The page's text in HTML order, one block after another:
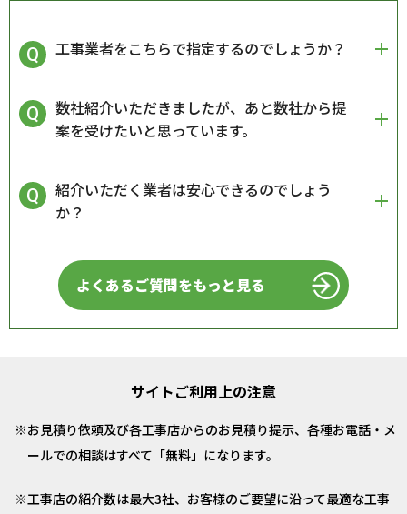
工事業者をこちらで指定するのでしょうか？
数社紹介いただきましたが、あと数社から提
案を受けたいと思っています。
紹介いただく業者は安心できるのでしょう
か？
よくあるご質問をもっと見る
サイトご利用上の注意
お見積り依頼及び各工事店からのお見積り提示、各種お電話・メ
ールでの相談はすべて「無料」になります。
工事店の紹介数は最大3社、お客様のご要望に沿って最適な工事